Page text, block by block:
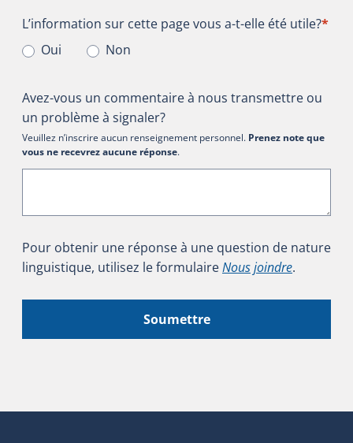
L’information sur cette page vous a-t-elle été utile?
L’information sur cette page vous a-t-elle été utile?*
Oui
Non
Avez-vous un commentaire à nous transmettre ou
un problème à signaler?
Veuillez n’inscrire aucun renseignement personnel. Prenez note que
vous ne recevrez aucune réponse.
Pour obtenir une réponse à une question de nature
linguistique, utilisez le formulaireNous joindre.
Soumettre